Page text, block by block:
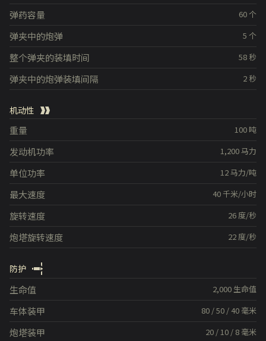
60个
弹药容量
5 个
弹夹中的炮弹
58 秒
整个弹夹的装填时间
2 秒
弹夹中的炮弹装填间隔
机动性
100 吨
重量
1,200马力
发动机功率
12马力/吨
单位功率
40千米/小时
最大速度
26 度/秒
旋转速度
22 度/秒
炮塔旋转速度
防护
2,000 生命值
生命值
80 /50 / 40 毫米
车体装甲
20 /10 / 8 毫米
炮塔装甲